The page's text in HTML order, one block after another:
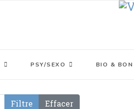
PSY/SEXO BIO & BON
Filtre Effacer